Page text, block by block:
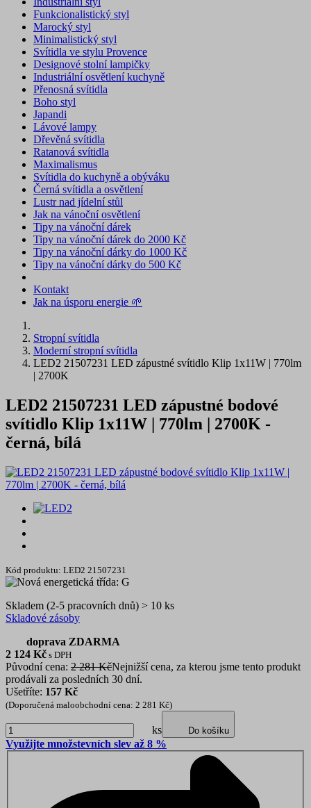
Funkcionalistický styl
Marocký styl
Minimalistický styl
Svítidla ve stylu Provence
Designové stolní lampičky
Industriální osvětlení kuchyně
Přenosná svítidla
Boho styl
Japandi
Lávové lampy
Dřevěná svítidla
Ratanová svítidla
Maximalismus
Svítidla do kuchyně a obýváku
Černá svítidla a osvětlení
Lustr nad jídelní stůl
Jak na vánoční osvětlení
Tipy na vánoční dárek
Tipy na vánoční dárek do 2000 Kč
Tipy na vánoční dárky do 1000 Kč
Tipy na vánoční dárky do 500 Kč
Kontakt
Jak na úsporu energie 🌱
Stropní svítidla
Moderní stropní svítidla
LED2 21507231 LED zápustné svítidlo Klip 1x11W | 770lm
| 2700K
LED2 21507231 LED zápustné bodové
svítidlo Klip 1x11W | 770lm | 2700K -
černá, bílá
Kód produktu: LED2 21507231
Skladem (2-5 pracovních dnů) > 10 ks
Skladové zásoby
doprava ZDARMA
2 124 Kč s DPH
Původní cena: 2 281 KčNejnižší cena, za kterou jsme tento produkt
prodávali za posledních 30 dní.
Ušetříte: 157 Kč
(Doporučená maloobchodní cena: 2 281 Kč)
ks Do košíku
Využijte množstevních slev až 8 %